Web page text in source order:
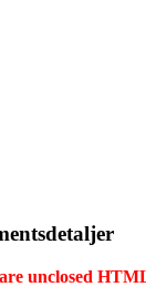
unclosed